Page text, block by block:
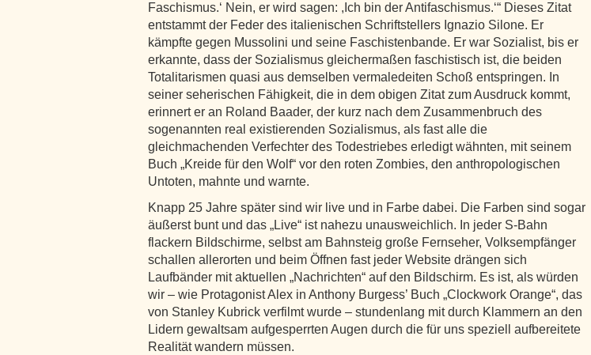
Faschismus.‘ Nein, er wird sagen: ,Ich bin der Antifaschismus.‘“ Dieses Zitat
entstammt der Feder des italienischen Schriftstellers Ignazio Silone. Er
kämpfte gegen Mussolini und seine Faschistenbande. Er war Sozialist, bis er
erkannte, dass der Sozialismus gleichermaßen faschistisch ist, die beiden
Totalitarismen quasi aus demselben vermaledeiten Schoß entspringen. In
seiner seherischen Fähigkeit, die in dem obigen Zitat zum Ausdruck kommt,
erinnert er an Roland Baader, der kurz nach dem Zusammenbruch des
sogenannten real existierenden Sozialismus, als fast alle die
gleichmachenden Verfechter des Todestriebes erledigt wähnten, mit seinem
Buch „Kreide für den Wolf“ vor den roten Zombies, den anthropologischen
Untoten, mahnte und warnte.
Knapp 25 Jahre später sind wir live und in Farbe dabei. Die Farben sind sogar
äußerst bunt und das „Live“ ist nahezu unausweichlich. In jeder S-Bahn
flackern Bildschirme, selbst am Bahnsteig große Fernseher, Volksempfänger
schallen allerorten und beim Öffnen fast jeder Website drängen sich
Laufbänder mit aktuellen „Nachrichten“ auf den Bildschirm. Es ist, als würden
wir – wie Protagonist Alex in Anthony Burgess’ Buch „Clockwork Orange“, das
von Stanley Kubrick verfilmt wurde – stundenlang mit durch Klammern an den
Lidern gewaltsam aufgesperrten Augen durch die für uns speziell aufbereitete
Realität wandern müssen.